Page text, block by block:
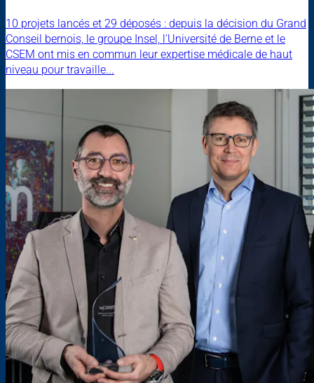
10 projets lancés et 29 déposés : depuis la décision du Grand
Conseil bernois, le groupe Insel, l'Université de Berne et le
CSEM ont mis en commun leur expertise médicale de haut
niveau pour travaille...